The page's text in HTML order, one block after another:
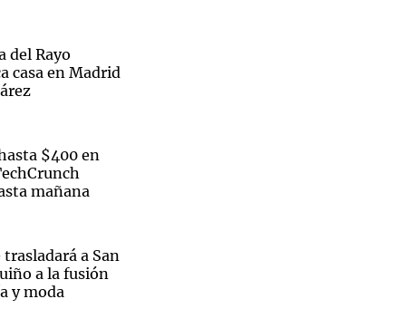
del Rayo
casa en Madrid
$400 en
mañana
a San
a la fusión
y moda